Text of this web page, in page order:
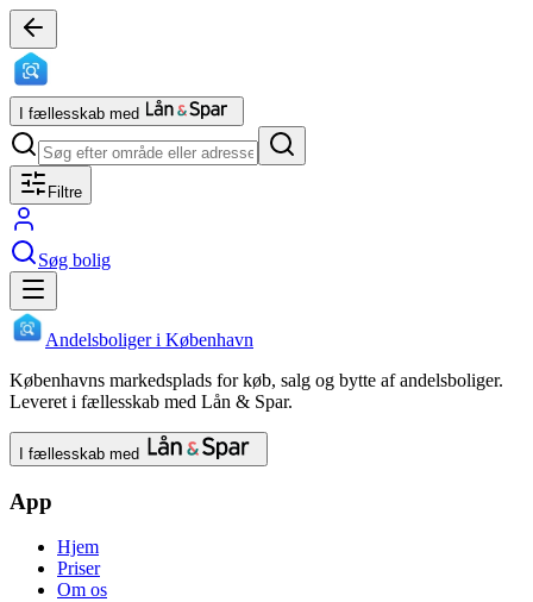
I fællesskab med
Filtre
Søg bolig
Andelsboliger i København
Københavns markedsplads for køb, salg og bytte af andelsboliger.
Leveret i fællesskab med Lån & Spar.
I fællesskab med
App
Hjem
Priser
Om os